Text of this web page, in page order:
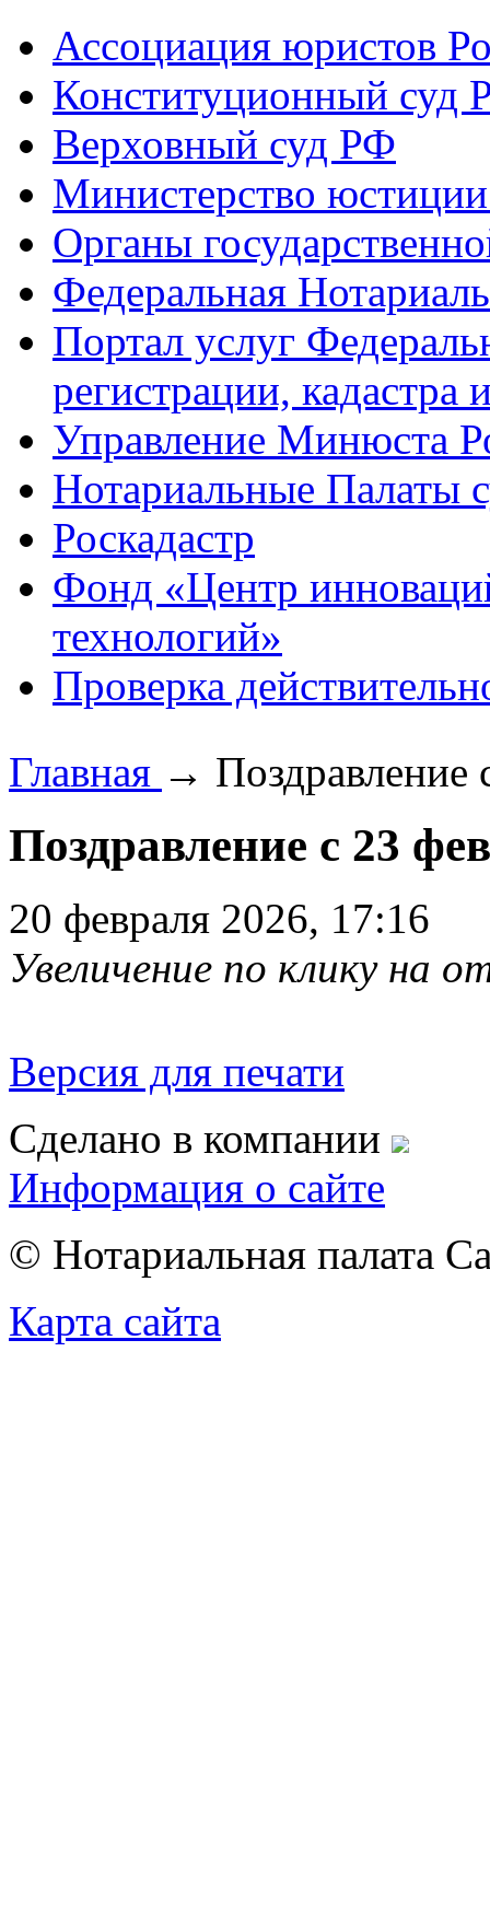
Ассоциация юристов
Конституционный суд
Верховный суд РФ
Министерство
Органы
Федеральная
Портал услуг
регистрации, кадастра
Управление Минюста
Нотариальные Палаты
Роскадастр
Фонд «Центр
технологий»
Проверка
Главная → Поздравление
Поздравление с 23
20 февраля 2026, 17:16
Увеличение по клику на
Версия для печати
Сделано в компании
Информация о сайте
© Нотариальная палата
Карта сайта